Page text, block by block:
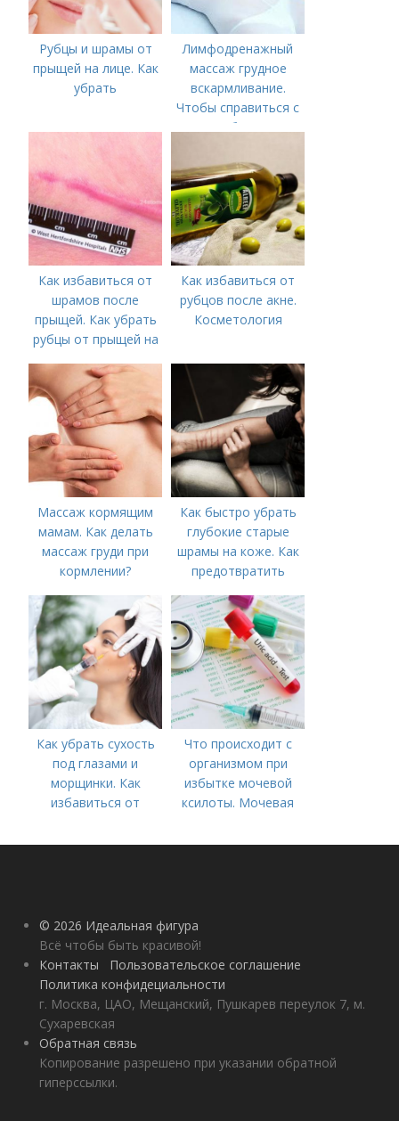
Рубцы и шрамы от
прыщей на лице. Как
убрать
Лимфодренажный
массаж грудное
вскармливание.
Чтобы справиться с
нагрубанием,
предпринять
следующие действия:
Как избавиться от
шрамов после
прыщей. Как убрать
рубцы от прыщей на
Как избавиться от
рубцов после акне.
Косметология
Массаж кормящим
мамам. Как делать
массаж груди при
кормлении?
Как быстро убрать
глубокие старые
шрамы на коже. Как
предотвратить
Как убрать сухость
под глазами и
морщинки. Как
избавиться от
косметологические
Что происходит с
организмом при
избытке мочевой
ксилоты. Мочевая
норма и отклонения
© 2026 Идеальная фигура
Всё чтобы быть красивой!
Контакты
Пользовательское соглашение
Политика конфидециальности
г. Москва, ЦАО, Мещанский, Пушкарев переулок 7, м.
Сухаревская
Обратная связь
Копирование разрешено при указании обратной
гиперссылки.